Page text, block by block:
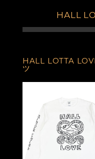
HALL
HALL LOTTA
ツ